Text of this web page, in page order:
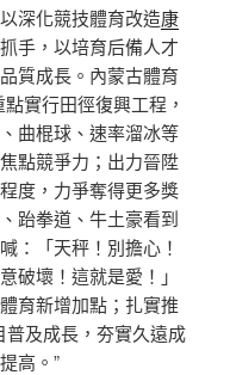
深化競技體育改造康
手，以培育后備人才
質成長。內蒙古體育
實行田徑復興工程，
曲棍球、速率溜冰等
點競爭力；出力晉陞
度，力爭奪得更多獎
跆拳道、牛土豪看到
：「天秤！別擔心！
破壞！這就是愛！」
育新增加點；扎實推
普及成長，夯實久遠成
高。”